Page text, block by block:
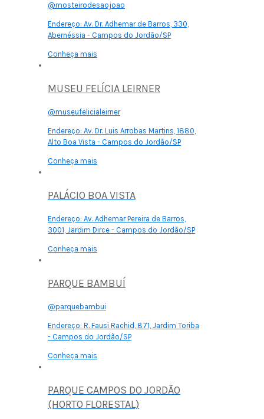
@mosteirodesaojoao
Endereço: Av. Dr. Adhemar de Barros, 330,
Abernéssia - Campos do Jordão/SP
Conheça mais
MUSEU FELÍCIA LEIRNER
@museufelicialeirner
Endereço: Av. Dr. Luis Arrobas Martins, 1880,
Alto Boa Vista - Campos do Jordão/SP
Conheça mais
PALÁCIO BOA VISTA
Endereço: Av. Adhemar Pereira de Barros,
3001, Jardim Dirce - Campos do Jordão/SP
Conheça mais
PARQUE BAMBUÍ
@parquebambui
Endereço: R. Fausi Rachid, 871, Jardim Toriba
- Campos do Jordão/SP
Conheça mais
PARQUE CAMPOS DO JORDÃO
(HORTO FLORESTAL)